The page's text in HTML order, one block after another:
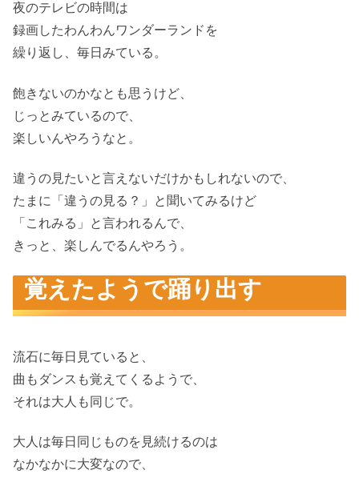
夜のテレビの時間は
録画したわんわんワンダーランドを
繰り返し、毎日みている。
飽きないのかなとも思うけど、
じっとみているので、
楽しいんやろうなと。
違うの見たいと言えないだけかもしれないので、
たまに「違うの見る？」と聞いてみるけど
「これみる」と言われるんで、
きっと、楽しんでるんやろう。
覚えたようで踊り出す
流石に毎日見ていると、
曲もダンスも覚えてくるようで、
それは大人も同じで。
大人は毎日同じものを見続けるのは
なかなかに大変なので、